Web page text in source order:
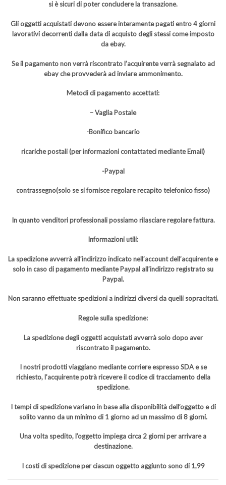
si è sicuri di poter concludere la transazione.
Gli oggetti acquistati devono essere interamente pagati entro 4 giorni
lavorativi decorrenti dalla data di acquisto degli stessi come imposto
da ebay.
Se il pagamento non verrà riscontrato l’acquirente verrà segnalato ad
ebay che provvederà ad inviare ammonimento.
Metodi di pagamento accettati:
– Vaglia Postale
-Bonifico bancario
ricariche postali (per informazioni contattateci mediante Email)
-Paypal
contrassegno(solo se si fornisce regolare recapito telefonico fisso)
In quanto venditori professionali possiamo rilasciare regolare fattura.
Informazioni utili:
La spedizione avverrà all’indirizzo indicato nell’account dell’acquirente e
solo in caso di pagamento mediante Paypal all’indirizzo registrato su
Paypal.
Non saranno effettuate spedizioni a indirizzi diversi da quelli sopracitati.
Regole sulla spedizione:
La spedizione degli oggetti acquistati avverrà solo dopo aver
riscontrato il pagamento.
I nostri prodotti viaggiano mediante corriere espresso SDA e se
richiesto, l’acquirente potrà ricevere il codice di tracciamento della
spedizione.
I tempi di spedizione variano in base alla disponibilità dell’oggetto e di
solito vanno da un minimo di 1 giorno ad un massimo di 8 giorni.
Una volta spedito, l’oggetto impiega circa 2 giorni per arrivare a
destinazione.
I costi di spedizione per ciascun oggetto aggiunto sono di 1,99